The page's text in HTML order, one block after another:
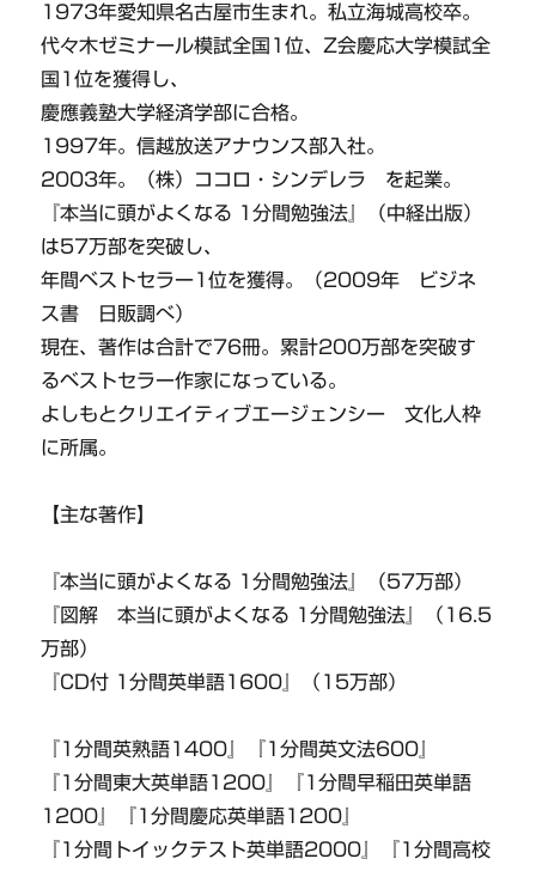
1973年愛知県名古屋市生まれ。私立海城高校卒。
代々木ゼミナール模試全国1位、Z会慶応大学模試全
国1位を獲得し、
慶應義塾大学経済学部に合格。
1997年。信越放送アナウンス部入社。
2003年。（株）ココロ・シンデレラ を起業。
『本当に頭がよくなる 1分間勉強法』（中経出版）
は57万部を突破し、
年間ベストセラー1位を獲得。（2009年 ビジネ
ス書 日販調べ）
現在、著作は合計で76冊。累計200万部を突破す
るベストセラー作家になっている。
よしもとクリエイティブエージェンシー 文化人枠
に所属。
【主な著作】
『本当に頭がよくなる 1分間勉強法』（57万部）
『図解 本当に頭がよくなる 1分間勉強法』（16.5
万部）
『CD付 1分間英単語1600』（15万部）
『1分間英熟語1400』『1分間英文法600』
『1分間東大英単語1200』『1分間早稲田英単語
1200』『1分間慶応英単語1200』
『1分間トイックテスト英単語2000』『1分間高校